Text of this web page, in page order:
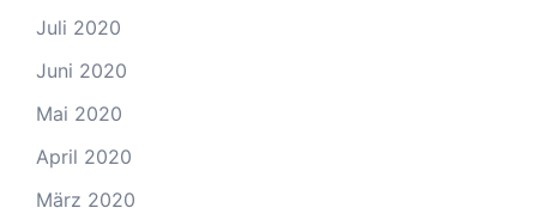
Juli 2020
Juni 2020
Mai 2020
April 2020
März 2020